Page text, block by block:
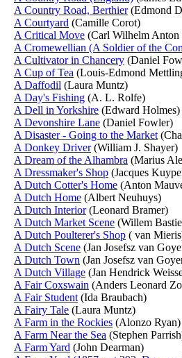
A Country Road, Berthier(Edmond
A Courtyard (Camille Corot)
A Critical Move (Carl Wilhelm Anton
A Cromewellian (A Soldier of the
A Cultivator in Chancery (Daniel
A Cup of Tea (Louis-Edmond
A Daffodil (Laura Muntz)
A Day's Fishing (A. L. Rolfe)
A Dell in Yorkshire (Edward Holmes)
A Devonshire Lane (Daniel Fowler)
A Disaster - Going to the Market
A Donkey Driver(William J. Shayer)
A Dream of the Alhambra (Marius
A Dressmaker's Shop (Jacques
A Dutch Cotter's Home (Anton
A Dutch Home (Albert Neuhuys)
A Dutch Interior(Leonard Bramer)
A Dutch Market Scene (Willem
A Dutch Poulterer's Shop ( van
A Dutch Scene (Jan Josefsz van
A Dutch Town (Jan Josefsz van
A Dutch Village (Jan Hendrick
A Fair Coxswain (Anders Leonard
A Fair Student (Ida Braubach)
A Fairy Tale (Laura Muntz)
A Farm in the Rockies (Alonzo Ryan)
A Farm Near the Sea (Stephen
A Farm Yard (John Dearman)